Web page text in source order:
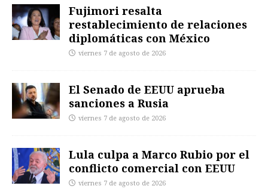
Fujimori resalta
restablecimiento de relaciones
diplomáticas con México
viernes 7 de agosto de 2026
El Senado de EEUU aprueba
sanciones a Rusia
viernes 7 de agosto de 2026
Lula culpa a Marco Rubio por el
conflicto comercial con EEUU
viernes 7 de agosto de 2026